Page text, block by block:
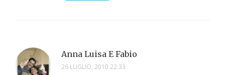
Anna Luisa E Fabio
26 LUGLIO, 2010 22:33